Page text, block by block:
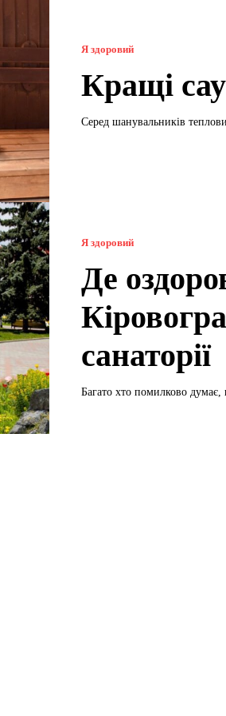
Я здоровий
Кращі
Серед шанувальників
Я здоровий
Де
санаторії
Багато хто помилково